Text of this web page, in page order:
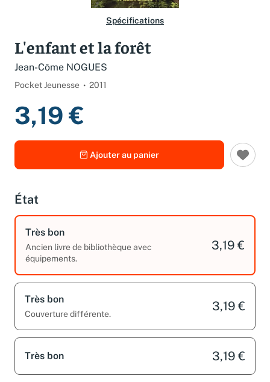
Spécifications
L'enfant et la forêt
Jean-Côme NOGUES
Pocket Jeunesse 2011
3,19 €
Ajouter au panier
État
Très bon
Ancien livre de bibliothèque avec
équipements.
3,19 €
Très bon
Couverture différente.
3,19 €
Très bon 3,19 €